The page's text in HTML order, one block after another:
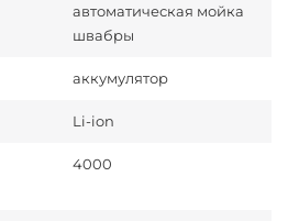
автоматическая мойка
швабры
аккумулятор
Li-ion
4000